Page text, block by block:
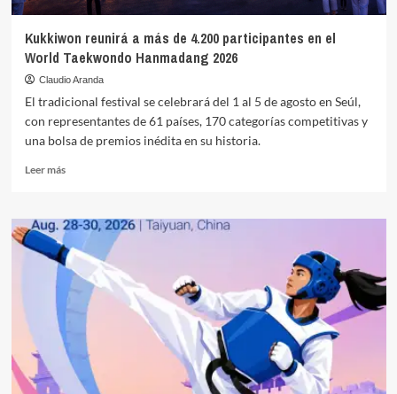
Kukkiwon reunirá a más de 4.200 participantes en el
World Taekwondo Hanmadang 2026
Claudio Aranda
El tradicional festival se celebrará del 1 al 5 de agosto en Seúl,
con representantes de 61 países, 170 categorías competitivas y
una bolsa de premios inédita en su historia.
Leer másLeer
Kukkiwon
reunirá
a
más
de
4.200
el
World
Taekwondo